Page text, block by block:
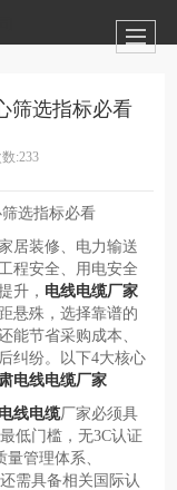
筛选指标必看
:233
选指标必看
居装修、电力输送
程安全、用电安全
升， 电线电缆厂家
悬殊，选择靠谱的
能节省采购成本、
纠纷。以下4大核心
电线电缆厂家
线电缆厂家必须具
低门槛，无3C认证
管理体系、
需具备相关国际认